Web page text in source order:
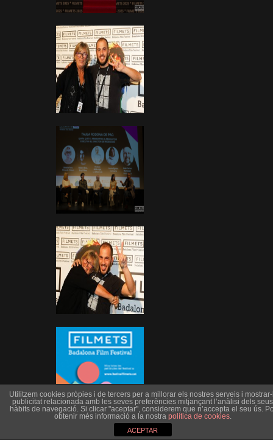
Utilitzem cookies pròpies i de tercers per a millorar els nostres serveis i
publicitat relacionada amb les seves preferències mitjançant l’anàlisi dels seus
hàbits de navegació. Si clicar "aceptar", considerem que n’accepta el seu ús.
obtenir més informació a la nostra política de cookies.
ACEPTAR